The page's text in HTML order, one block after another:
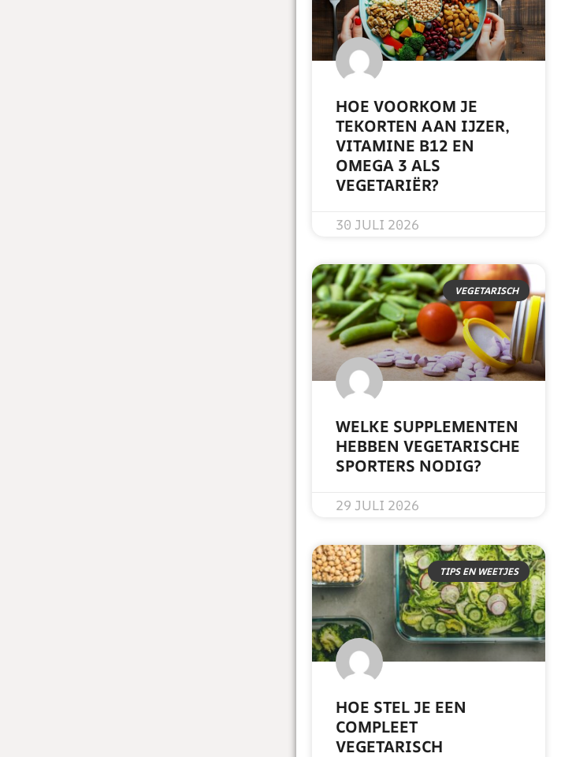
HOE VOORKOM JE
TEKORTEN AAN IJZER,
VITAMINE B12 EN
OMEGA 3 ALS
VEGETARIËR?
30 JULI 2026
VEGETARISCH
WELKE SUPPLEMENTEN
HEBBEN VEGETARISCHE
SPORTERS NODIG?
29 JULI 2026
TIPS EN WEETJES
HOE STEL JE EEN
COMPLEET
VEGETARISCH